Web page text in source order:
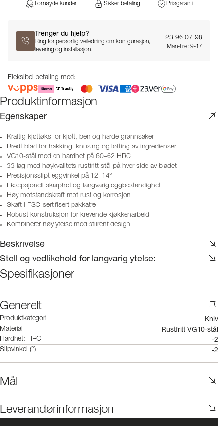
Fornøyde kunder Sikker betaling Prisgaranti
Trenger du hjelp?
Ring for personlig veiledning om konfigurasjon,
levering og installasjon.
23 96 07 98
Man-Fre: 9-17
Fleksibel betaling med:
Produktinformasjon
Egenskaper
Kraftig kjøttøks for kjøtt, ben og harde grønnsaker
Bredt blad for hakking, knusing og løfting av ingredienser
VG10-stål med en hardhet på 60–62 HRC
33 lag med høykvalitets rustfritt stål på hver side av bladet
Presisjonsslipt eggvinkel på 12–14°
Eksepsjonell skarphet og langvarig eggbestandighet
Høy motstandskraft mot rust og korrosjon
Skaft i FSC-sertifisert pakkatre
Robust konstruksjon for krevende kjøkkenarbeid
Kombinerer høy ytelse med stilrent design
Beskrivelse
Stell og vedlikehold for langvarig ytelse:
Spesifikasjoner
Generelt
Produktkategori Kniv
Material Rustfritt VG10-stål
Hardhet: HRC -2
Slipvinkel (°) -2
Mål
Leverandørinformasjon